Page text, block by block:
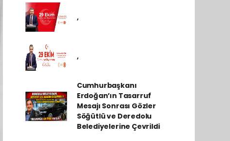
,
,
Cumhurbaşkanı
Erdoğan’ın Tasarruf
Mesajı Sonrası Gözler
Söğütlü ve Deredolu
Belediyelerine Çevrildi